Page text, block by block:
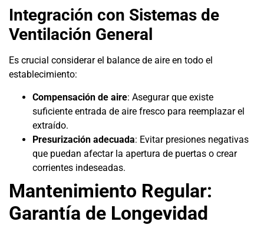
Integración con Sistemas de
Ventilación General
Es crucial considerar el balance de aire en todo el
establecimiento:
Compensación de aire: Asegurar que existe
suficiente entrada de aire fresco para reemplazar el
extraído.
Presurización adecuada: Evitar presiones negativas
que puedan afectar la apertura de puertas o crear
corrientes indeseadas.
Mantenimiento Regular:
Garantía de Longevidad